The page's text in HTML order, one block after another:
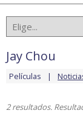
Jay Chou
Películas
2 resultados.